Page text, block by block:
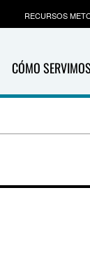
CÓMO SERVIMOS
RECURSOS